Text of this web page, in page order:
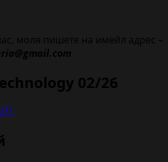
моля пишете на имейл адрес –
02/26